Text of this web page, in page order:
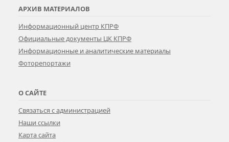
АРХИВ МАТЕРИАЛОВ
Информационный центр КПРФ
Официальные документы ЦК КПРФ
Информационные и аналитические материалы
Фоторепортажи
О САЙТЕ
Связаться с администрацией
Наши ссылки
Карта сайта